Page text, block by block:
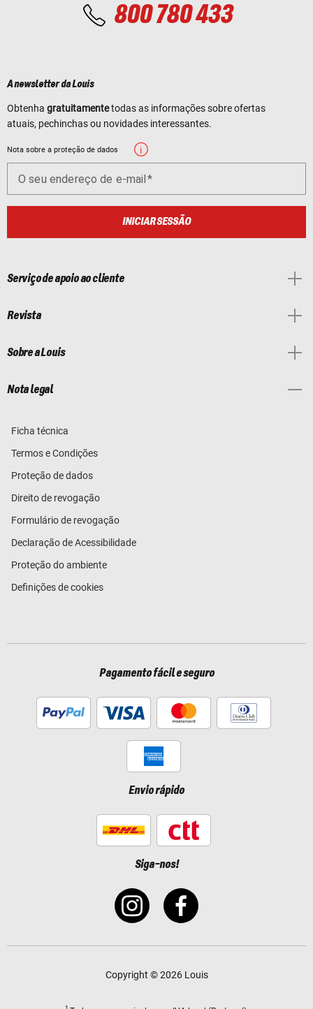
800 780 433
A newsletter da Louis
Obtenha gratuitamentetodas as informações sobre ofertas
atuais, pechinchas ou novidades interessantes.
Nota sobre a proteção de dados
O seu endereço de e-mail
INICIAR SESSÃO
Serviço de apoio ao cliente
Revista
Sobre a Louis
Nota legal
Ficha técnica
Termos e Condições
Proteção de dados
Direito de revogação
Formulário de revogação
Declaração de Acessibilidade
Proteção do ambiente
Definições de cookies
Pagamento fácil e seguro
Envio rápido
Siga-nos!
Copyright © 2026 Louis